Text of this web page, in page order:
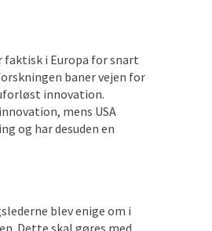
faktisk i Europa for snart
baner vejen for
innovation.
mens USA
og har desuden en
blev enige om i
Dette skal gøres med